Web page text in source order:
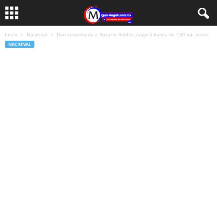
Inicio Nacional Dan suspensión a Rosario Robles, pagará fianza de 100 mil pesos
NACIONAL